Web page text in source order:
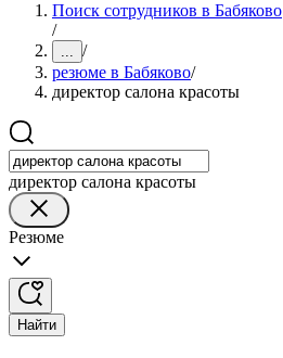
Поиск сотрудников в Бабяково
/
... /
резюме в Бабяково/
директор салона красоты
директор салона красоты
Резюме
Найти